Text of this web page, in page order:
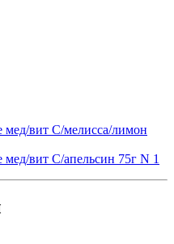
мед/вит С/мелисса/лимон
вит С/апельсин 75г N 1